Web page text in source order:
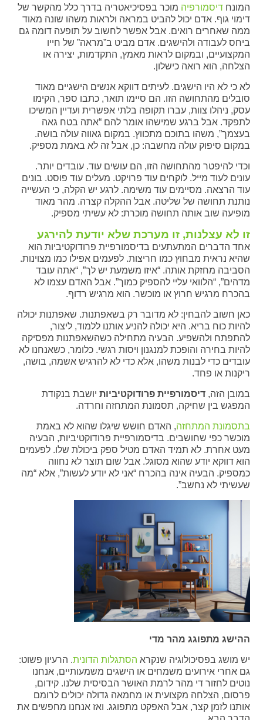
המונחדיסמורפיה מוכר בפסיכיאטריה בדרך כלל מהקשר של
דימוי גוף. אדם יכול להביט במראה ולראות משהו שונה מאוד
ממה שאחרים רואים. אבל אפשר לחשוב על תופעה דומה גם
ביחס לעבודה ולהישגים. אדם מביט ב”מראה” של חייו
המקצועיים, ובמקום לראות מאמץ, התקדמות, יצירה או
הצלחה, הוא רואה כישלון.
לא כי לא היו הישגים. לעיתים דווקא אנשים הישגיים מאוד
סובלים מהתחושה הזו. הם סיימו תואר, כתבו ספר, הקימו
עסק, ניהלו צוות, עברו תקופה בלתי אפשרית ועדיין המשיכו
לתפקד. אבל ברגע שמישהו אומר להם “אתה בטח גאה
בעצמך”, משהו בתוכם מתכווץ. במקום גאווה עולה בושה.
במקום סיפוק עולה מחשבה: כן, אבל זה לא באמת מספיק.
וכדי להיפטר מהתחושה הזו, הם עושים עוד. עובדים יותר.
עונים לעוד מייל. לוקחים עוד פרויקט. מעלים עוד פוסט. בונים
עוד הרצאה. מסיימים עוד משימה. לרגע יש הקלה, כי העשייה
נותנת תחושה של שליטה. אבל ההקלה קצרה. מהר מאוד
מופיעה שוב אותה תחושה מוכרת: לא עשיתי מספיק.
זו לא עצלנות, זו מערכת שלא יודעת להירגע
אחד הדברים המתעתעים בדיסמורפיית פרודוקטיביות הוא
שהיא נראית מבחוץ כמו חריצות. לפעמים אפילו כמו מצוינות.
הסביבה מחזקת אותה. “איזו משמעת יש לך”, “אתה עובד
מדהים”, “הלוואי עליי להספיק כמוך”. אבל האדם עצמו לא
בהכרח מרגיש חרוץ או מוכשר. הוא מרגיש רדוף.
כאן חשוב להבחין: לא מדובר רק בשאפתנות. שאפתנות יכולה
להיות כוח בריא. היא יכולה להניע אותנו ללמוד, ליצור,
להתפתח ולהשפיע. הבעיה מתחילה כשהשאפתנות מפסיקה
להיות בחירה והופכת למנגנון ויסות רגשי. כלומר, כשאנחנו לא
עובדים כדי לבנות משהו, אלא כדי לא להרגיש אשמה, בושה,
ריקנות או פחד.
במובן הזה,דיסמורפיית פרודוקטיביות יושבת בנקודת
המפגש בין שחיקה, תסמונת המתחזה וחרדה.
בתסמונת המתחזה, האדם חושש שיגלו שהוא לא באמת
מוכשר כפי שחושבים. בדיסמורפיית פרודוקטיביות, הבעיה
מעט אחרת. לא תמיד האדם מטיל ספק ביכולת שלו. לפעמים
הוא דווקא יודע שהוא מסוגל. אבל שום תוצר לא נחווה
כמספיק. הבעיה אינה בהכרח “אני לא יודע לעשות”, אלא “מה
שעשיתי לא נחשב”.
ההישג מתפוגג מהר מדי
יש מושג בפסיכולוגיה שנקרא הסתגלות הדונית. הרעיון פשוט:
גם אחרי אירועים משמחים או הישגים משמעותיים, אנחנו
נוטים לחזור די מהר לרמת האושר הבסיסית שלנו. קידום,
פרסום, הצלחה מקצועית או מחמאה גדולה יכולים לרומם
אותנו לזמן קצר, אבל האפקט מתפוגג. ואז אנחנו מחפשים את